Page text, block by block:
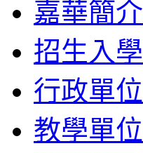
嘉華簡介
招生入學
行政單位
教學單位